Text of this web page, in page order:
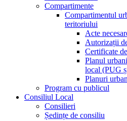
Compartimente
Compartimentul
teritoriului
Acte
Autorizații
Certificate
Planul
local (PUG
Planuri
Program cu publicul
Consiliul Local
Consilieri
Ședințe de consiliu